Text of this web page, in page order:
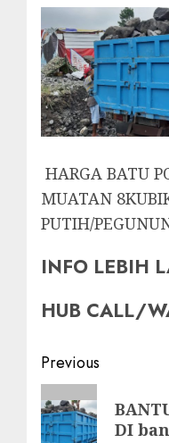
HARGA BATU
MUATAN
PUTIH/
INFO LEBIH
HUB CALL/
Post
navigation
Previous
Previous
post:
DI